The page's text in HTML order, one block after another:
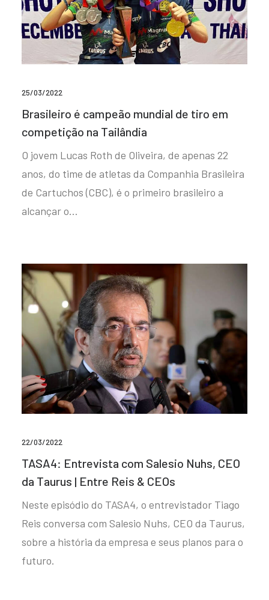
25/03/2022
Brasileiro é campeão mundial de tiro em
competição na Tailândia
O jovem Lucas Roth de Oliveira, de apenas 22
anos, do time de atletas da Companhia Brasileira
de Cartuchos (CBC), é o primeiro brasileiro a
alcançar o…
22/03/2022
TASA4: Entrevista com Salesio Nuhs, CEO
da Taurus | Entre Reis & CEOs
Neste episódio do TASA4, o entrevistador Tiago
Reis conversa com Salesio Nuhs, CEO da Taurus,
sobre a história da empresa e seus planos para o
futuro.